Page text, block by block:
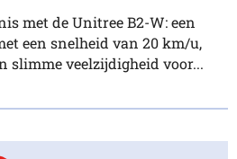
met de Unitree B2-W: een
een snelheid van 20 km/u,
slimme veelzijdigheid voor...